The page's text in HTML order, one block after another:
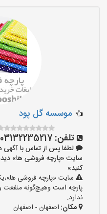
موسسه گل پود
تلفن: 03132235217
لطفا پس از تماس با آگهی
کنید»
سایت «پارچه فروشی
پارچه است وهیچ‌گونه منفعت
ندارد.
مکان: اصفهان - اصفهان